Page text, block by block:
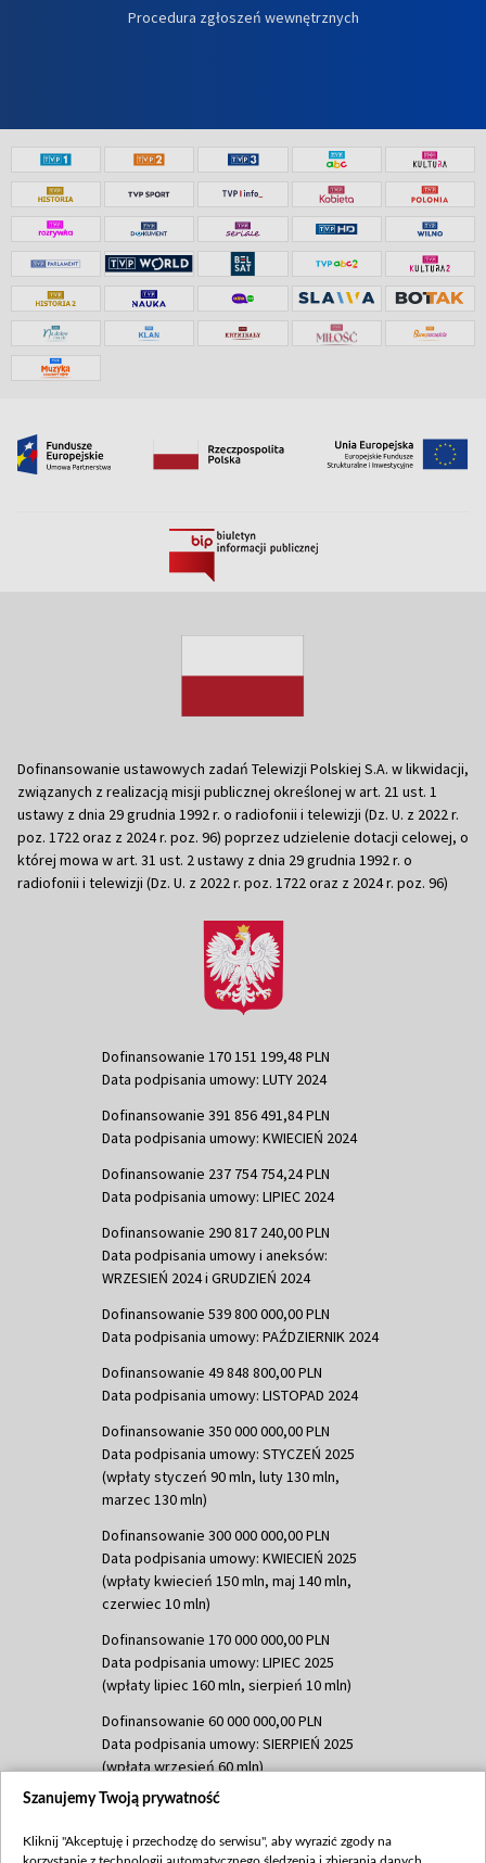
Procedura zgłoszeń wewnętrznych
Dofinansowanie ustawowych zadań Telewizji Polskiej S.A. w likwidacji,
związanych z realizacją misji publicznej określonej w art. 21 ust. 1
ustawy z dnia 29 grudnia 1992 r. o radiofonii i telewizji (Dz. U. z 2022 r.
poz. 1722 oraz z 2024 r. poz. 96) poprzez udzielenie dotacji celowej, o
której mowa w art. 31 ust. 2 ustawy z dnia 29 grudnia 1992 r. o
radiofonii i telewizji (Dz. U. z 2022 r. poz. 1722 oraz z 2024 r. poz. 96)
Dofinansowanie 170 151 199,48 PLN
Data podpisania umowy: LUTY 2024
Dofinansowanie 391 856 491,84 PLN
Data podpisania umowy: KWIECIEŃ 2024
Dofinansowanie 237 754 754,24 PLN
Data podpisania umowy: LIPIEC 2024
Dofinansowanie 290 817 240,00 PLN
Data podpisania umowy i aneksów:
WRZESIEŃ 2024 i GRUDZIEŃ 2024
Dofinansowanie 539 800 000,00 PLN
Data podpisania umowy: PAŹDZIERNIK 2024
Dofinansowanie 49 848 800,00 PLN
Data podpisania umowy: LISTOPAD 2024
Dofinansowanie 350 000 000,00 PLN
Data podpisania umowy: STYCZEŃ 2025
(wpłaty styczeń 90 mln, luty 130 mln,
marzec 130 mln)
Dofinansowanie 300 000 000,00 PLN
Data podpisania umowy: KWIECIEŃ 2025
(wpłaty kwiecień 150 mln, maj 140 mln,
czerwiec 10 mln)
Dofinansowanie 170 000 000,00 PLN
Data podpisania umowy: LIPIEC 2025
(wpłaty lipiec 160 mln, sierpień 10 mln)
Dofinansowanie 60 000 000,00 PLN
Data podpisania umowy: SIERPIEŃ 2025
(wpłata wrzesień 60 mln)
Dofinansowanie 635 783 051,21 PLN
(wpłata wrzesień 100 mln, październik 350
Szanujemy Twoją prywatność
Kliknij "Akceptuję i przechodzę do serwisu", aby wyrazić zgody na